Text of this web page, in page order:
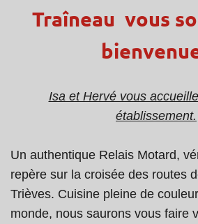
Traîneau vous
Isa et Hervé vous
établissement.
Un authentique Relais Motard,
repère sur la croisée des routes
Trièves. Cuisine pleine de
monde, nous saurons vous faire